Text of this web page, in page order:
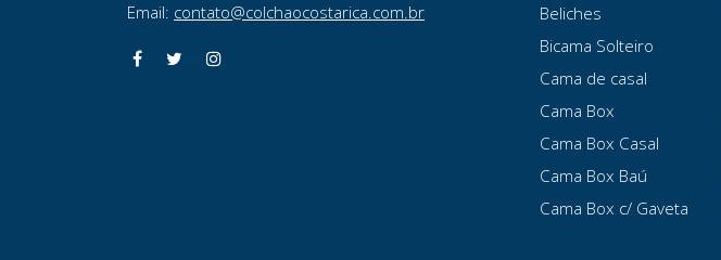
Email: contato@colchaocostarica.com.br
Beliches
Bicama Solteiro
Cama de casal
Cama Box
Cama Box Casal
Cama Box Baú
Cama Box c/ Gaveta